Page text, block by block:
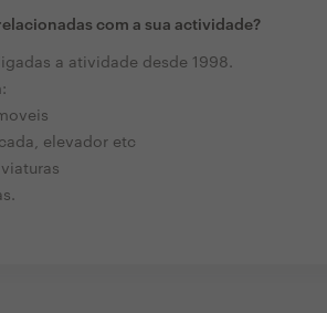
com a sua actividade?
a atividade desde 1998.
elevador etc